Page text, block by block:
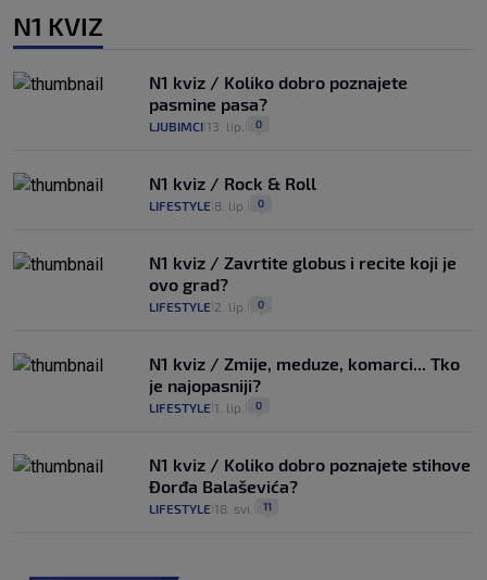
N1 KVIZ
N1 kviz / Koliko dobro poznajete
pasmine pasa?
LJUBIMCI 13. lip. 0
N1 kviz / Rock & Roll
LIFESTYLE 8. lip. 0
N1 kviz / Zavrtite globus i recite koji je
ovo grad?
LIFESTYLE 2. lip. 0
N1 kviz / Zmije, meduze, komarci... Tko
je najopasniji?
LIFESTYLE 1. lip. 0
N1 kviz / Koliko dobro poznajete stihove
Đorđa Balaševića?
LIFESTYLE 18. svi. 11